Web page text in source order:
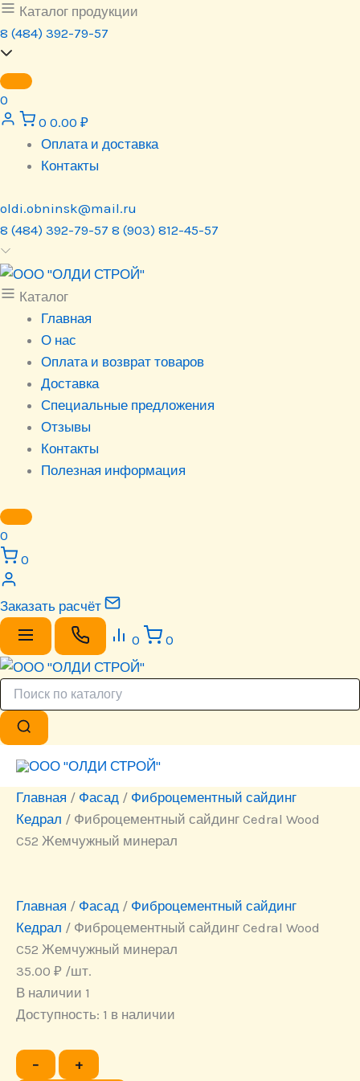
Перейти
к
содержимому
Каталог продукции
8 (484) 392-79-57
0
0 0.00 ₽
Оплата и доставка
Контакты
oldi.obninsk@mail.ru
8 (484) 392-79-57 8 (903) 812-45-57
Каталог
Главная
О нас
Оплата и возврат товаров
Доставка
Специальные предложения
Отзывы
Контакты
Полезная информация
0
0
Заказать расчёт
0 0
Главная / Фасад / Фиброцементный сайдинг
Кедрал / Фиброцементный сайдинг Cedral Wood
C52 Жемчужный минерал
Главная / Фасад / Фиброцементный сайдинг
Кедрал / Фиброцементный сайдинг Cedral Wood
C52 Жемчужный минерал
35.00 ₽ /шт.
В наличии 1
Доступность: 1 в наличии
−
Количество
товара
+